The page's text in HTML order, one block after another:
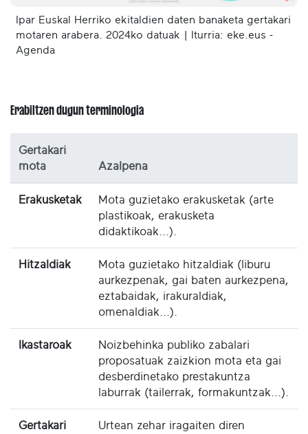
Ipar Euskal Herriko ekitaldien daten banaketa gertakari
motaren arabera. 2024ko datuak | Iturria: eke.eus -
Agenda
Erabiltzen dugun terminologia
Gertakari
mota
Azalpena
Erakusketak
Mota guzietako erakusketak (arte
plastikoak, erakusketa
didaktikoak...).
Hitzaldiak
Mota guzietako hitzaldiak (liburu
aurkezpenak, gai baten aurkezpena,
eztabaidak, irakuraldiak,
omenaldiak...).
Ikastaroak
Noizbehinka publiko zabalari
proposatuak zaizkion mota eta gai
desberdinetako prestakuntza
laburrak (tailerrak, formakuntzak...).
Gertakari
Urtean zehar iragaiten diren